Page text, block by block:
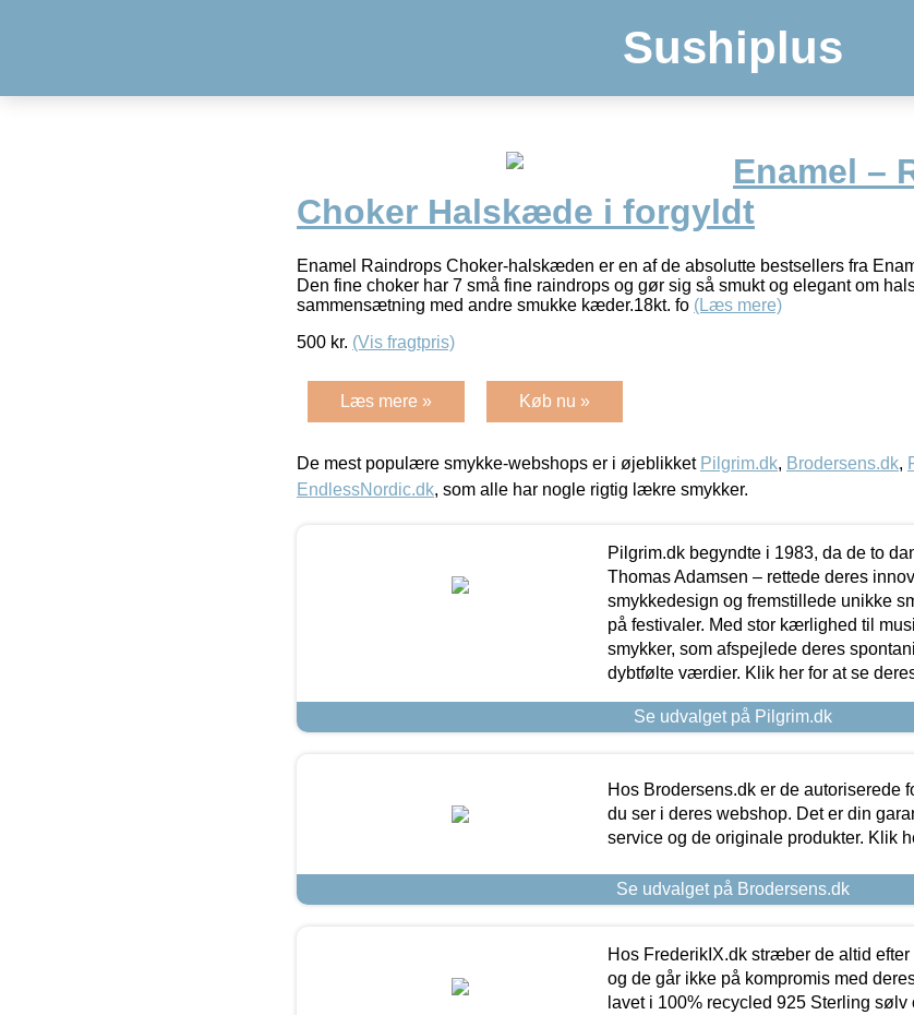
Sushiplus
Enamel –
Choker Halskæde i forgyldt
Enamel Raindrops Choker-halskæden er en af de absolutte bestsellers fra
Den fine choker har 7 små fine raindrops og gør sig så smukt og elegant om
sammensætning med andre smukke kæder.18kt. fo (Læs mere)
500 kr. (Vis fragtpris)
Læs mere » Køb nu »
De mest populære smykke-webshops er i øjeblikket Pilgrim.dk, Brodersens.dk,
EndlessNordic.dk, som alle har nogle rigtig lækre smykker.
Pilgrim.dk begyndte i 1983, da de to
Thomas Adamsen – rettede deres
smykkedesign og fremstillede unikke
på festivaler. Med stor kærlighed til
smykker, som afspejlede deres
dybtfølte værdier. Klik her for at se
Se udvalget på Pilgrim.dk
Hos Brodersens.dk er de autoriserede
du ser i deres webshop. Det er din
service og de originale produkter. Klik
Se udvalget på Brodersens.dk
Hos FrederikIX.dk stræber de altid
og de går ikke på kompromis med
lavet i 100% recycled 925 Sterling